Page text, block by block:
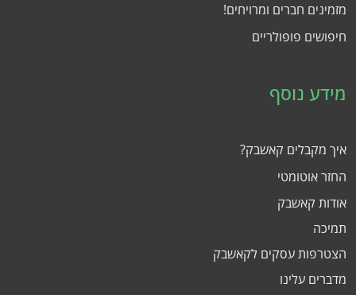
מזמינים חברים ומרויחים!
חיפושים פופולריים
מידע נוסף
איך מקבלים קאשבק?
החזר אוטומטי
אודות קאשבק
תמיכה
הצטרפות עסקים לקאשבק
מדברים עלינו